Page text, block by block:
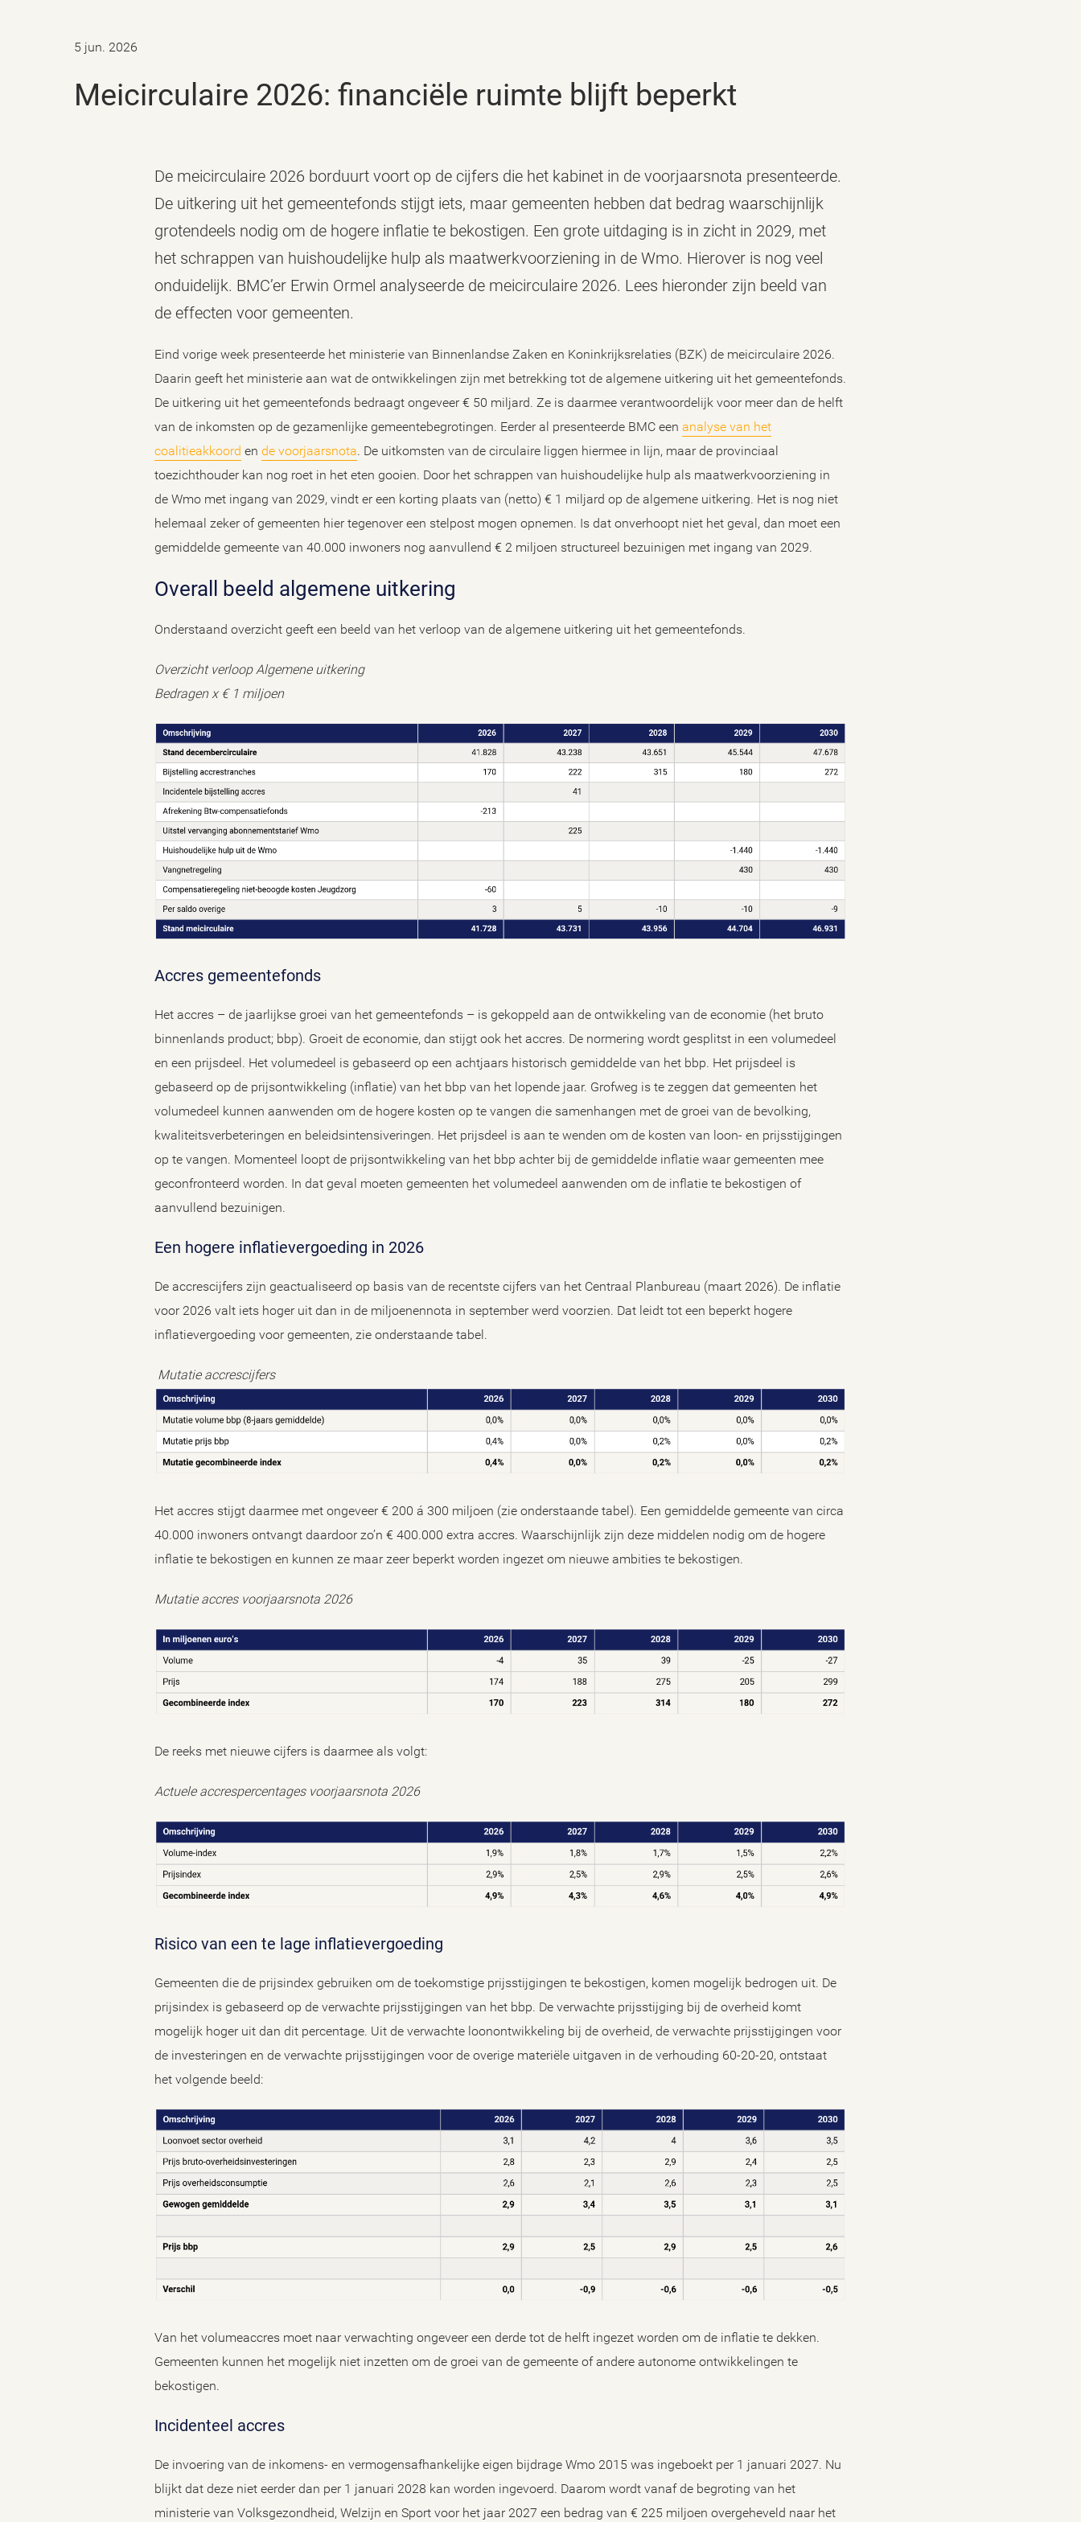
5 jun. 2026
Meicirculaire 2026: financiële ruimte blijft beperkt
De meicirculaire 2026 borduurt voort op de cijfers die het kabinet in de voorjaarsnota presenteerde.
De uitkering uit het gemeentefonds stijgt iets, maar gemeenten hebben dat bedrag waarschijnlijk
grotendeels nodig om de hogere inflatie te bekostigen. Een grote uitdaging is in zicht in 2029, met
het schrappen van huishoudelijke hulp als maatwerkvoorziening in de Wmo. Hierover is nog veel
onduidelijk. BMC’er Erwin Ormel analyseerde de meicirculaire 2026. Lees hieronder zijn beeld van
de effecten voor gemeenten.
Eind vorige week presenteerde het ministerie van Binnenlandse Zaken en Koninkrijksrelaties (BZK) de meicirculaire 2026.
Daarin geeft het ministerie aan wat de ontwikkelingen zijn met betrekking tot de algemene uitkering uit het gemeentefonds.
De uitkering uit het gemeentefonds bedraagt ongeveer € 50 miljard. Ze is daarmee verantwoordelijk voor meer dan de helft
van de inkomsten op de gezamenlijke gemeentebegrotingen. Eerder al presenteerde BMC een analyse van het
coalitieakkoord en de voorjaarsnota. De uitkomsten van de circulaire liggen hiermee in lijn, maar de provinciaal
toezichthouder kan nog roet in het eten gooien. Door het schrappen van huishoudelijke hulp als maatwerkvoorziening in
de Wmo met ingang van 2029, vindt er een korting plaats van (netto) € 1 miljard op de algemene uitkering. Het is nog niet
helemaal zeker of gemeenten hier tegenover een stelpost mogen opnemen. Is dat onverhoopt niet het geval, dan moet een
gemiddelde gemeente van 40.000 inwoners nog aanvullend € 2 miljoen structureel bezuinigen met ingang van 2029.
Overall beeld algemene uitkering
Onderstaand overzicht geeft een beeld van het verloop van de algemene uitkering uit het gemeentefonds.
Overzicht verloop Algemene uitkering
Bedragen x € 1 miljoen
Accres gemeentefonds
Het accres – de jaarlijkse groei van het gemeentefonds – is gekoppeld aan de ontwikkeling van de economie (het bruto
binnenlands product; bbp). Groeit de economie, dan stijgt ook het accres. De normering wordt gesplitst in een volumedeel
en een prijsdeel. Het volumedeel is gebaseerd op een achtjaars historisch gemiddelde van het bbp. Het prijsdeel is
gebaseerd op de prijsontwikkeling (inflatie) van het bbp van het lopende jaar. Grofweg is te zeggen dat gemeenten het
volumedeel kunnen aanwenden om de hogere kosten op te vangen die samenhangen met de groei van de bevolking,
kwaliteitsverbeteringen en beleidsintensiveringen. Het prijsdeel is aan te wenden om de kosten van loon- en prijsstijgingen
op te vangen. Momenteel loopt de prijsontwikkeling van het bbp achter bij de gemiddelde inflatie waar gemeenten mee
geconfronteerd worden. In dat geval moeten gemeenten het volumedeel aanwenden om de inflatie te bekostigen of
aanvullend bezuinigen.
Een hogere inflatievergoeding in 2026
De accrescijfers zijn geactualiseerd op basis van de recentste cijfers van het Centraal Planbureau (maart 2026). De inflatie
voor 2026 valt iets hoger uit dan in de miljoenennota in september werd voorzien. Dat leidt tot een beperkt hogere
inflatievergoeding voor gemeenten, zie onderstaande tabel.
Mutatie accrescijfers
Het accres stijgt daarmee met ongeveer € 200 á 300 miljoen (zie onderstaande tabel). Een gemiddelde gemeente van circa
40.000 inwoners ontvangt daardoor zo’n € 400.000 extra accres. Waarschijnlijk zijn deze middelen nodig om de hogere
inflatie te bekostigen en kunnen ze maar zeer beperkt worden ingezet om nieuwe ambities te bekostigen.
Mutatie accres voorjaarsnota 2026
De reeks met nieuwe cijfers is daarmee als volgt:
Actuele accrespercentages voorjaarsnota 2026
Risico van een te lage inflatievergoeding
Gemeenten die de prijsindex gebruiken om de toekomstige prijsstijgingen te bekostigen, komen mogelijk bedrogen uit. De
prijsindex is gebaseerd op de verwachte prijsstijgingen van het bbp. De verwachte prijsstijging bij de overheid komt
mogelijk hoger uit dan dit percentage. Uit de verwachte loonontwikkeling bij de overheid, de verwachte prijsstijgingen voor
de investeringen en de verwachte prijsstijgingen voor de overige materiële uitgaven in de verhouding 60-20-20, ontstaat
het volgende beeld:
Van het volumeaccres moet naar verwachting ongeveer een derde tot de helft ingezet worden om de inflatie te dekken.
Gemeenten kunnen het mogelijk niet inzetten om de groei van de gemeente of andere autonome ontwikkelingen te
bekostigen.
Incidenteel accres
De invoering van de inkomens- en vermogensafhankelijke eigen bijdrage Wmo 2015 was ingeboekt per 1 januari 2027. Nu
blijkt dat deze niet eerder dan per 1 januari 2028 kan worden ingevoerd. Daarom wordt vanaf de begroting van het
ministerie van Volksgezondheid, Welzijn en Sport voor het jaar 2027 een bedrag van € 225 miljoen overgeheveld naar het